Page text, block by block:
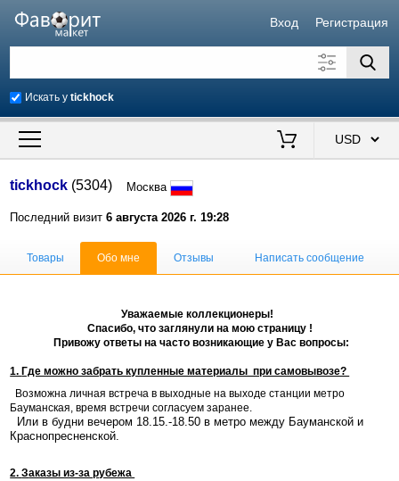
Вход Регистрация
Искать уtickhock
Искать также в описании
Продавец
tickhock (5304) Москва
Последний визит6 августа 2026 г. 19:28
Товары Обо мне Отзывы Написать сообщение
Уважаемые коллекционеры!
Спасибо, что заглянули на мою страницу !
Привожу ответы на часто возникающие у Вас вопросы:
1. Где можно забрать купленные материалы при самовывозе?
Возможна личная встреча в выходные на выходе станции метро
Бауманская, время встречи согласуем заранее.
Или в будни вечером 18.15.-18.50 в метро между Бауманской и
Краснопресненской.
2.Заказы из-за рубежа